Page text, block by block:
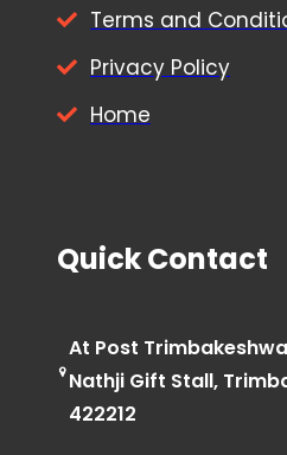
Terms and
Privacy Policy
Home
Quick Contact
At Post
Nathji Gift Stall,
422212